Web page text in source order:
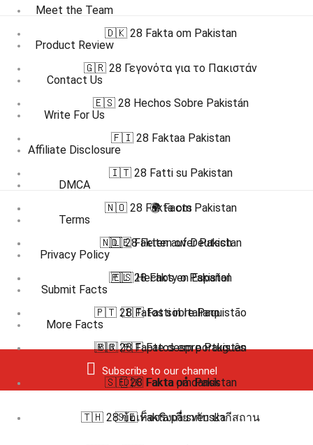
Meet the Team
Product Review
Contact Us
Write For Us
Affiliate Disclosure
DMCA
Terms
Privacy Policy
Submit Facts
More Facts
Subscribe to our channel
🇩🇰 28 Fakta om Pakistan
🇬🇷 28 Γεγονότα για το Πακιστάν
🇪🇸 28 Hechos Sobre Pakistán
🇫🇮 28 Faktaa Pakistan
🇮🇹 28 Fatti su Pakistan
🇳🇴 28 Fakta om Pakistan
🇳🇱 28 Feiten over Pakistan
🇵🇱 28 Fakty o Pakistan
🇵🇹 28 Fatos sobre Paquistão
🇷🇴 28 Fapte despre Pakistan
🇸🇪 28 Fakta om Pakistan
🇹🇭 28 ข้อเท็จจริงเกี่ยวกับ ปากีสถาน
🌍 Facts
🇩🇪 Fakten auf Deutsch
🇪🇸 Hechos en Español
🇮🇹 Fatti in Italiano
🇧🇷 🇵🇹 Fatos em português
🇩🇰 Fakta på dansk
🇸🇪 Fakta på svenska